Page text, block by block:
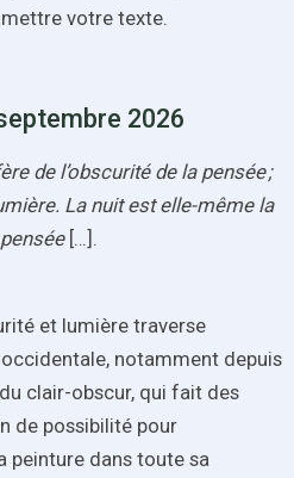
votre texte.
2026
de l’obscurité de la pensée ;
La nuit est elle-même la
[…].
et lumière traverse
occidentale, notamment depuis
clair-obscur, qui fait des
de possibilité pour
peinture dans toute sa